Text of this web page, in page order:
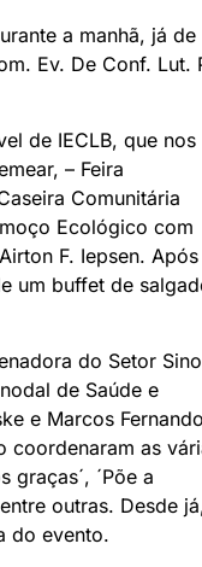
a manhã, já de
Ev. De Conf. Lut.
de IECLB, que nos
– Feira
Comunitária
Ecológico com
F. Iepsen. Após
um buffet de
do Setor
de Saúde e
e Marcos
coordenaram as
´Põe a
outras. Desde
do evento.